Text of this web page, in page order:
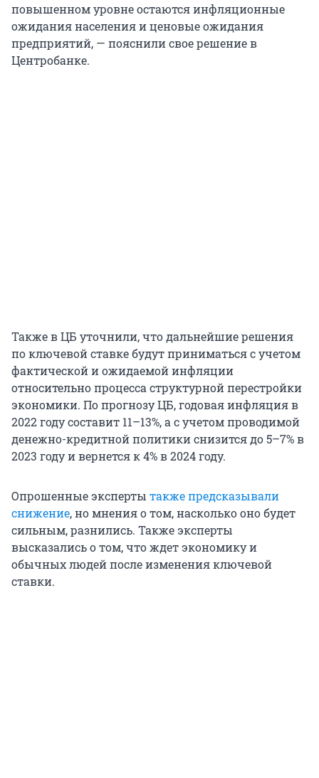
повышенном уровне остаются инфляционные
ожидания населения и ценовые ожидания
предприятий, — пояснили свое решение в
Центробанке.
Также в ЦБ уточнили, что дальнейшие решения
по ключевой ставке будут приниматься с учетом
фактической и ожидаемой инфляции
относительно процесса структурной перестройки
экономики. По прогнозу ЦБ, годовая инфляция в
2022 году составит 11–13%, а с учетом проводимой
денежно-кредитной политики снизится до 5–7% в
2023 году и вернется к 4% в 2024 году.
Опрошенные эксперты также предсказывали
снижение, но мнения о том, насколько оно будет
сильным, разнились. Также эксперты
высказались о том, что ждет экономику и
обычных людей после изменения ключевой
ставки.